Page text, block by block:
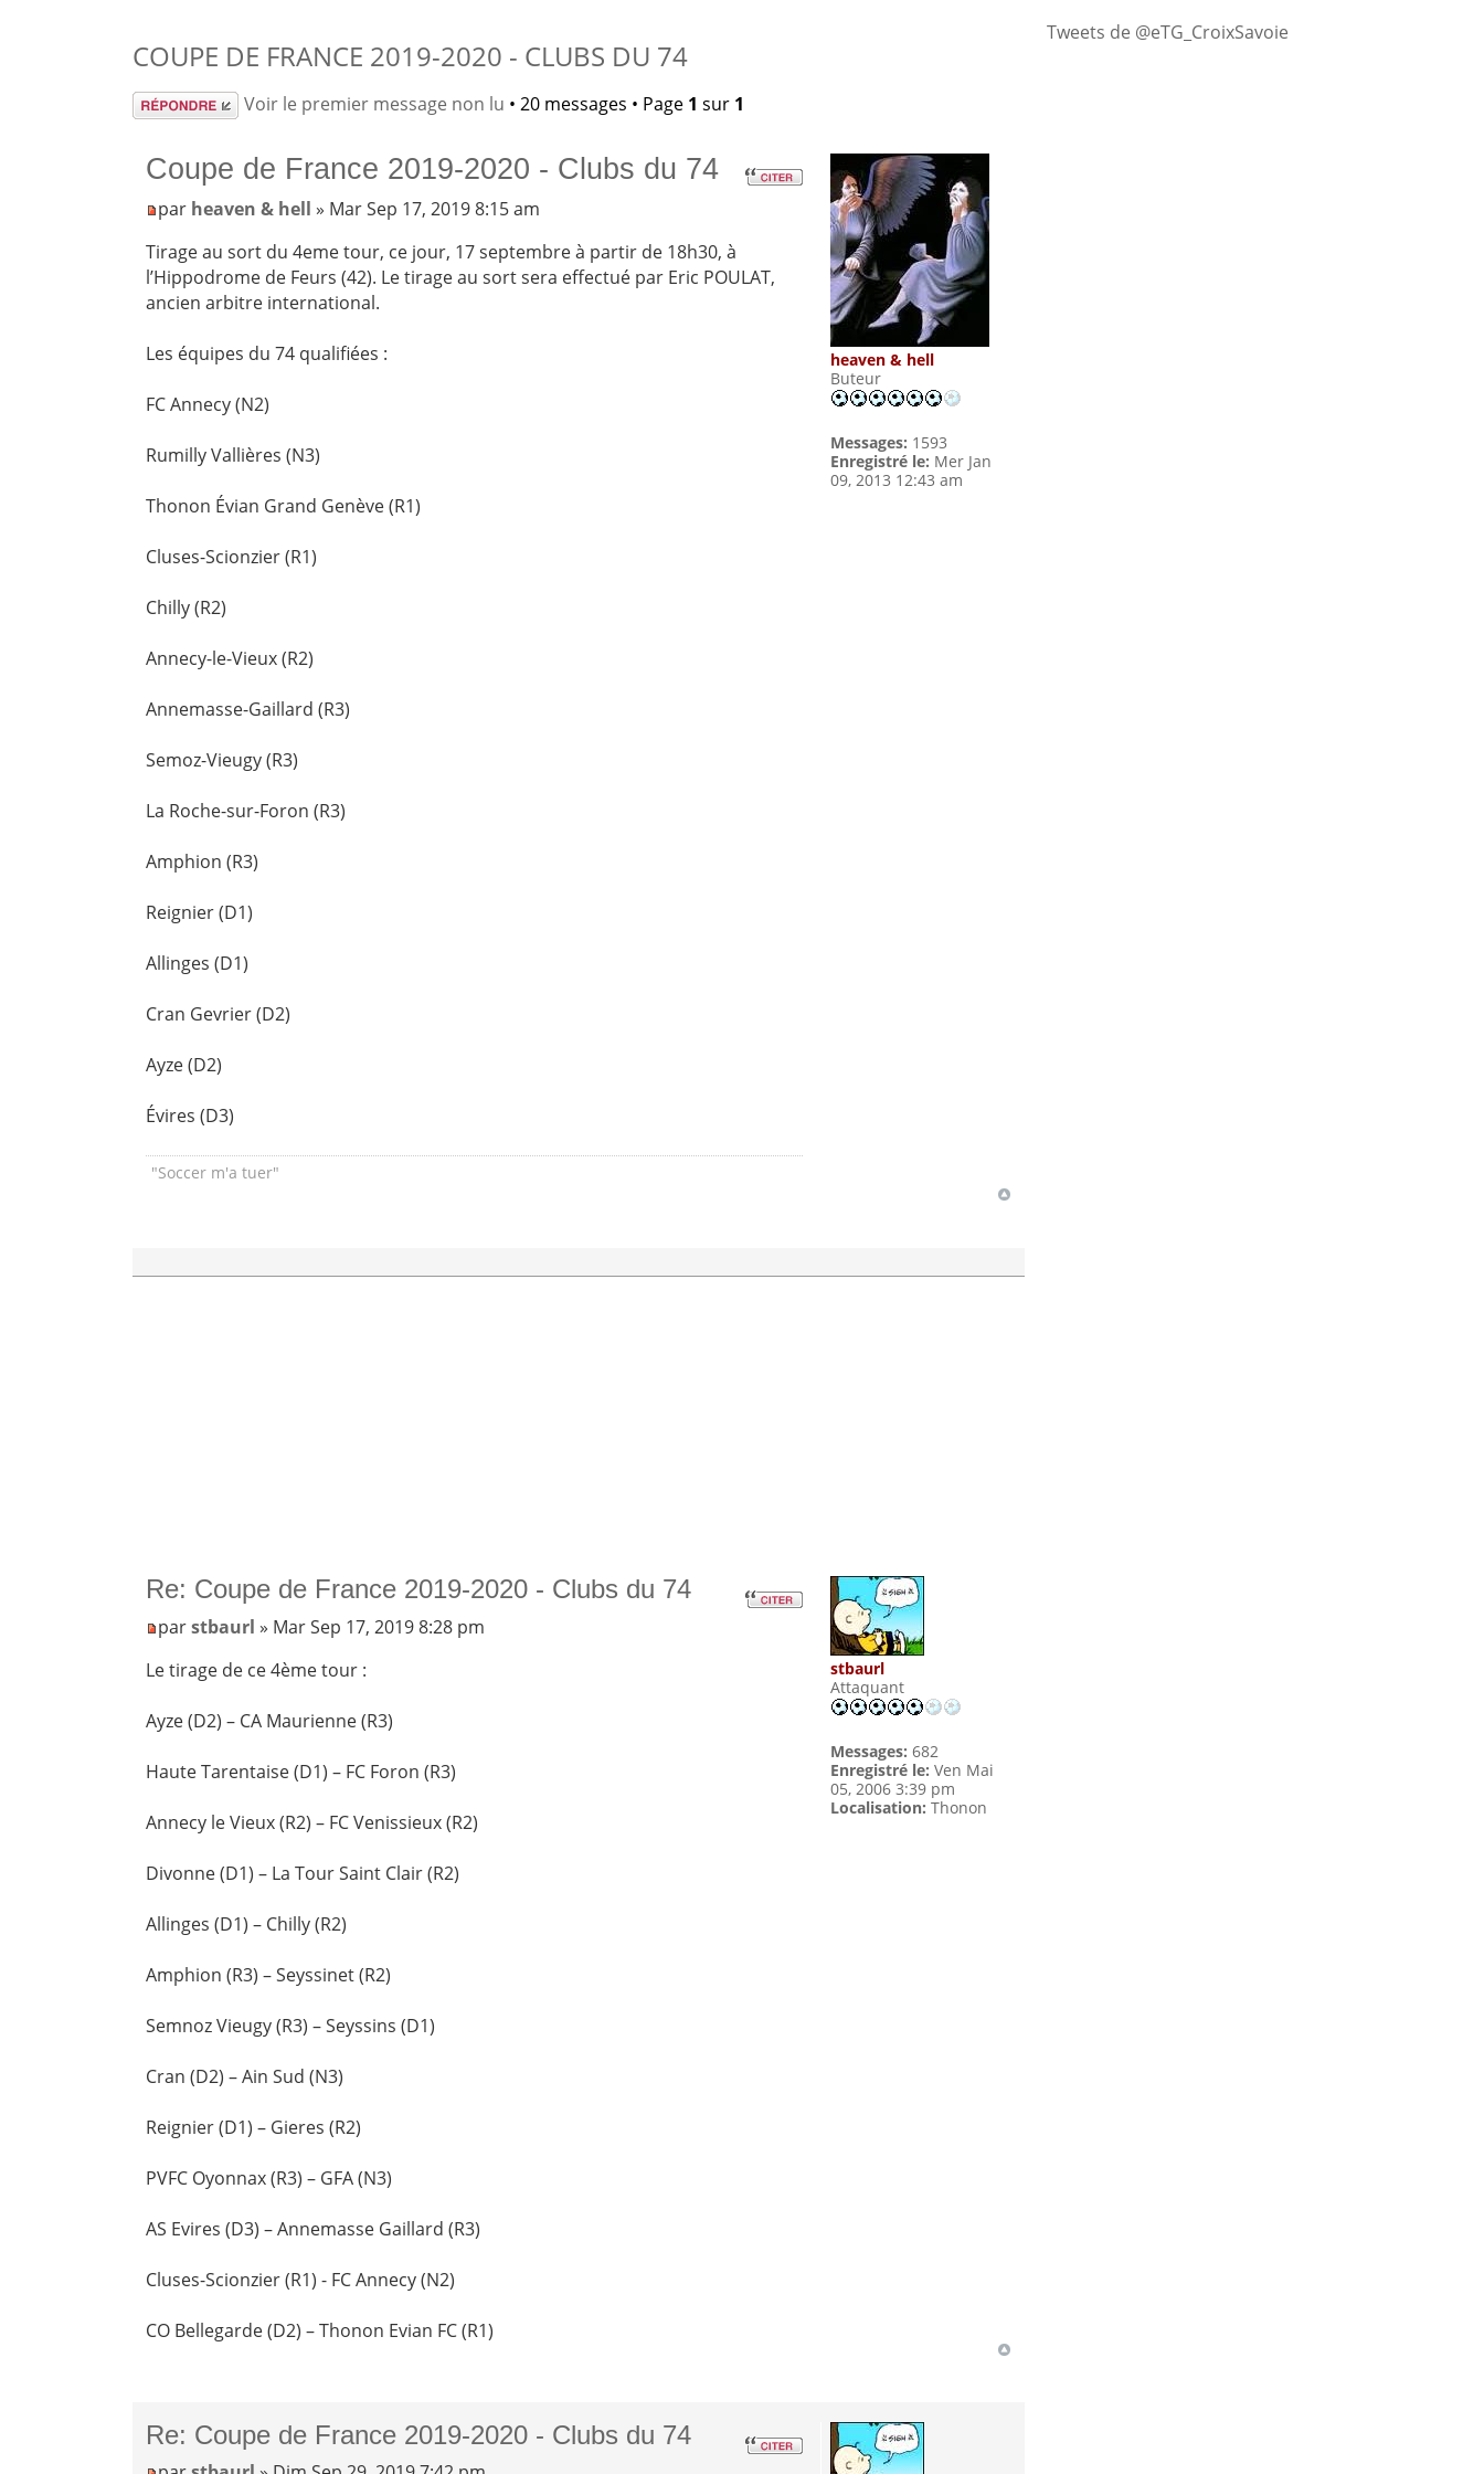
COUPE DE FRANCE 2019-2020 - CLUBS DU 74
Répondre Voir le premier message non lu • 20 messages • Page 1 sur 1
Coupe de France 2019-2020 - Clubs du 74
par heaven & hell » Mar Sep 17, 2019 8:15 am
Tirage au sort du 4eme tour, ce jour, 17 septembre à partir de 18h30, à
l’Hippodrome de Feurs (42). Le tirage au sort sera effectué par Eric POULAT,
ancien arbitre international.
Les équipes du 74 qualifiées :
FC Annecy (N2)
Rumilly Vallières (N3)
Thonon Évian Grand Genève (R1)
Cluses-Scionzier (R1)
Chilly (R2)
Annecy-le-Vieux (R2)
Annemasse-Gaillard (R3)
Semoz-Vieugy (R3)
La Roche-sur-Foron (R3)
Amphion (R3)
Reignier (D1)
Allinges (D1)
Cran Gevrier (D2)
Ayze (D2)
Évires (D3)
"Soccer m'a tuer"
heaven & hell
Buteur
Messages: 1593
Enregistré le: Mer Jan
09, 2013 12:43 am
Re: Coupe de France 2019-2020 - Clubs du 74
parstbaurl » Mar Sep 17, 2019 8:28 pm
Le tirage de ce 4ème tour :
Ayze (D2) – CA Maurienne (R3)
Haute Tarentaise (D1) – FC Foron (R3)
Annecy le Vieux (R2) – FC Venissieux (R2)
Divonne (D1) – La Tour Saint Clair (R2)
Allinges (D1) – Chilly (R2)
Amphion (R3) – Seyssinet (R2)
Semnoz Vieugy (R3) – Seyssins (D1)
Cran (D2) – Ain Sud (N3)
Reignier (D1) – Gieres (R2)
PVFC Oyonnax (R3) – GFA (N3)
AS Evires (D3) – Annemasse Gaillard (R3)
Cluses-Scionzier (R1) - FC Annecy (N2)
CO Bellegarde (D2) – Thonon Evian FC (R1)
stbaurl
Attaquant
Messages: 682
Enregistré le: Ven Mai
05, 2006 3:39 pm
Localisation: Thonon
Re: Coupe de France 2019-2020 - Clubs du 74
Tweets de @eTG_CroixSavoie